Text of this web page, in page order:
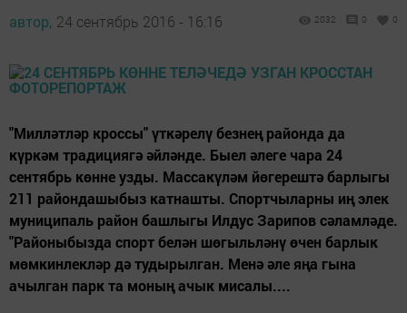
автор, 24 сентябрь 2016 - 16:16 2032 0 0
"Милләтләр кроссы" үткәрелү безнең районда да
күркәм традициягә әйләнде. Быел әлеге чара 24
сентябрь көнне узды. Массакүләм йөгерештә барлыгы
211 райондашыбыз катнашты. Спортчыларны иң элек
муниципаль район башлыгы Илдус Зарипов сәламләде.
"Районыбызда спорт белән шөгыльләнү өчен барлык
мөмкинлекләр дә тудырылган. Менә әле яңа гына
ачылган парк та моның ачык мисалы....